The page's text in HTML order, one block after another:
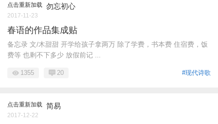
点击重新加载 勿忘初心
2017-11-23
春语的作品集成贴
备忘录 文/木甜甜 开学给孩子拿两万 除了学费，书本费 住宿费，饭
费等 也剩不下多少 放假前记 ...
#现代诗歌
1355 20
点击重新加载 简易
2017-12-22